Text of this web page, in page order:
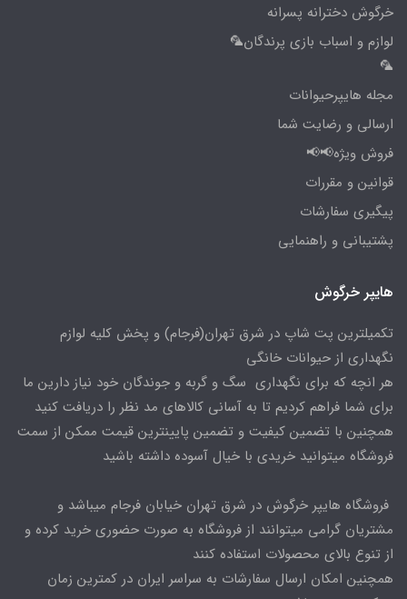
خرگوش دخترانه پسرانه
لوازم و اسباب بازی پرندگان🦜
🦜
مجله هایپرحیوانات
ارسالی و رضایت شما
فروش ویژه📢📢
قوانین و مقررات
پیگیری سفارشات
پشتیبانی و راهنمایی
هایپر خرگوش
تکمیلترین پت شاپ در شرق تهران(فرجام) و پخش کلیه لوازم
نگهداری از حیوانات خانگی
هر انچه که برای نگهداری سگ و گربه و جوندگان خود نیاز دارین ما
برای شما فراهم کردیم تا به آسانی کالاهای مد نظر را دریافت کنید
همچنین با تضمین کیفیت و تضمین پایینترین قیمت ممکن از سمت
فروشگاه میتوانید خریدی با خیال آسوده داشته باشید
فروشگاه هایپر خرگوش در شرق تهران خیابان فرجام میباشد و
مشتریان گرامی میتوانند از فروشگاه به صورت حضوری خرید کرده و
از تنوع بالای محصولات استفاده کنند
همچنین امکان ارسال سفارشات به سراسر ایران در کمترین زمان